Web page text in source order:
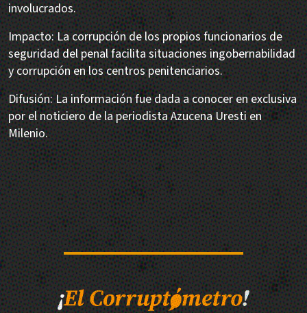
involucrados.
Impacto: La corrupción de los propios funcionarios de
seguridad del penal facilita situaciones ingobernabilidad
y corrupción en los centros penitenciarios.
Difusión: La información fue dada a conocer en exclusiva
por el noticiero de la periodista Azucena Uresti en
Milenio.